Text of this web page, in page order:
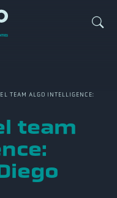
TEAM ALGO INTELLIGENCE:
team